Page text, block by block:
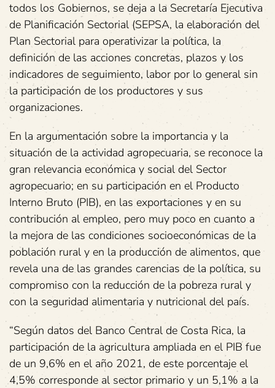
todos los Gobiernos, se deja a la Secretaría Ejecutiva
de Planificación Sectorial (SEPSA, la elaboración del
Plan Sectorial para operativizar la política, la
definición de las acciones concretas, plazos y los
indicadores de seguimiento, labor por lo general sin
la participación de los productores y sus
organizaciones.
En la argumentación sobre la importancia y la
situación de la actividad agropecuaria, se reconoce la
gran relevancia económica y social del Sector
agropecuario; en su participación en el Producto
Interno Bruto (PIB), en las exportaciones y en su
contribución al empleo, pero muy poco en cuanto a
la mejora de las condiciones socioeconómicas de la
población rural y en la producción de alimentos, que
revela una de las grandes carencias de la política, su
compromiso con la reducción de la pobreza rural y
con la seguridad alimentaria y nutricional del país.
“Según datos del Banco Central de Costa Rica, la
participación de la agricultura ampliada en el PIB fue
de un 9,6% en el año 2021, de este porcentaje el
4,5% corresponde al sector primario y un 5,1% a la